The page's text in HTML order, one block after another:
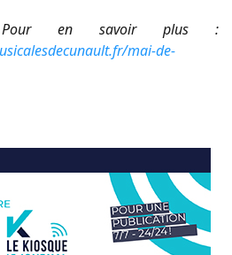
en savoir plus :
mai-de-